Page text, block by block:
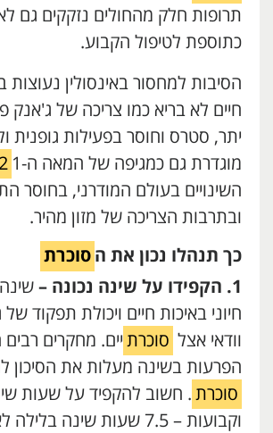
תרופות חלק מהחולים נזקקים גם
כתוספת לטיפול הקבוע.
הסיבות למחסור באינסולין נעוצות
חיים לא בריא כמו צריכה של
יתר, סטרס וחוסר בפעילות גופנית
מוגדרת גם כמגיפה של המאה ה- 2
השינויים בעולם המודרני, בחוסר
ובתרבות הצריכה של מזון מהיר.
כך תנהלו נכון את הסוכרת
1. הקפידו על שינה נכונה –
חיוני באיכות חיים ויכולת תפקוד
וודאי אצל סוכרת יים. מחקרים רבים
הפרעות בשינה מעלות את הסיכון
סוכרת . חשוב להקפיד על שעות
וקבועות – 7.5 שעות שינה